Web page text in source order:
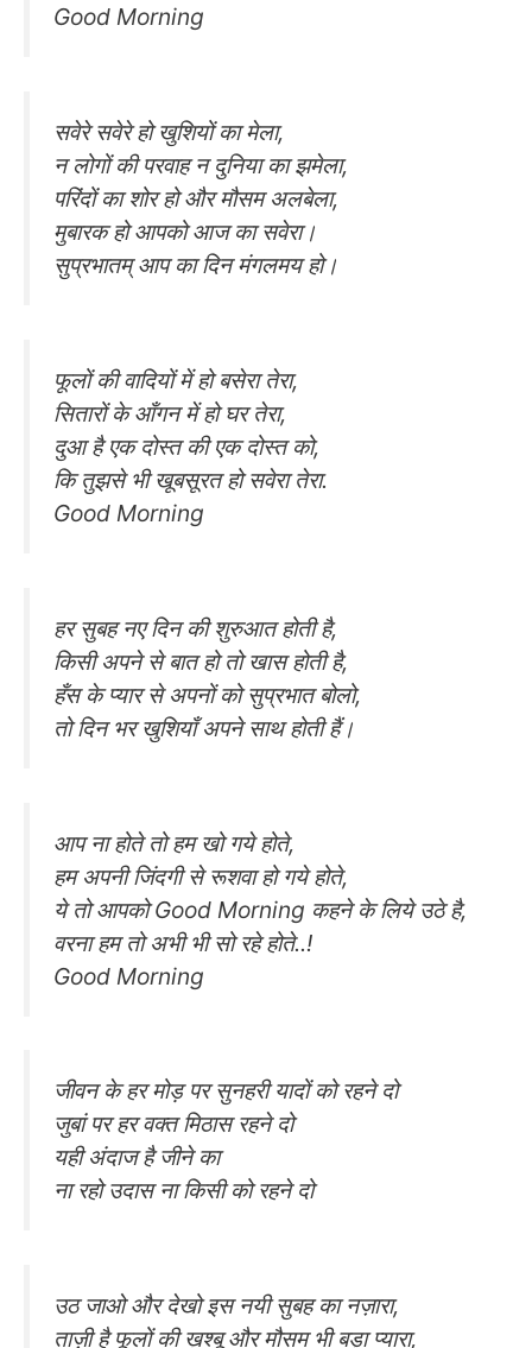
Good Morning
सवेरे सवेरे हो खुशियों का मेला,
न लोगों की परवाह न दुनिया का झमेला,
परिंदों का शोर हो और मौसम अलबेला,
मुबारक हो आपको आज का सवेरा।
सुप्रभातम् आप का दिन मंगलमय हो।
फूलों की वादियों में हो बसेरा तेरा,
सितारों के आँगन में हो घर तेरा,
दुआ है एक दोस्त की एक दोस्त को,
कि तुझसे भी खूबसूरत हो सवेरा तेरा.
Good Morning
हर सुबह नए दिन की शुरुआत होती है,
किसी अपने से बात हो तो खास होती है,
हँस के प्यार से अपनों को सुप्रभात बोलो,
तो दिन भर खुशियाँ अपने साथ होती हैं।
आप ना होते तो हम खो गये होते,
हम अपनी जिंदगी से रूशवा हो गये होते,
ये तो आपको Good Morning कहने के लिये उठे है,
वरना हम तो अभी भी सो रहे होते..!
Good Morning
जीवन के हर मोड़ पर सुनहरी यादों को रहने दो
जुबां पर हर वक्त मिठास रहने दो
यही अंदाज है जीने का
ना रहो उदास ना किसी को रहने दो
उठ जाओ और देखो इस नयी सुबह का नज़ारा,
ताज़ी है फूलों की ख़ुश्बू और मौसम भी बड़ा प्यारा,